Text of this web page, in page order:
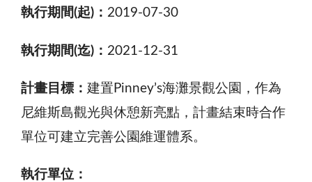
執行期間(起)： 2019-07-30
執行期間(迄)： 2021-12-31
計畫目標： 建置Pinney’s海灘景觀公園，作為
尼維斯島觀光與休憩新亮點，計畫結束時合作
單位可建立完善公園維運體系。
執行單位：